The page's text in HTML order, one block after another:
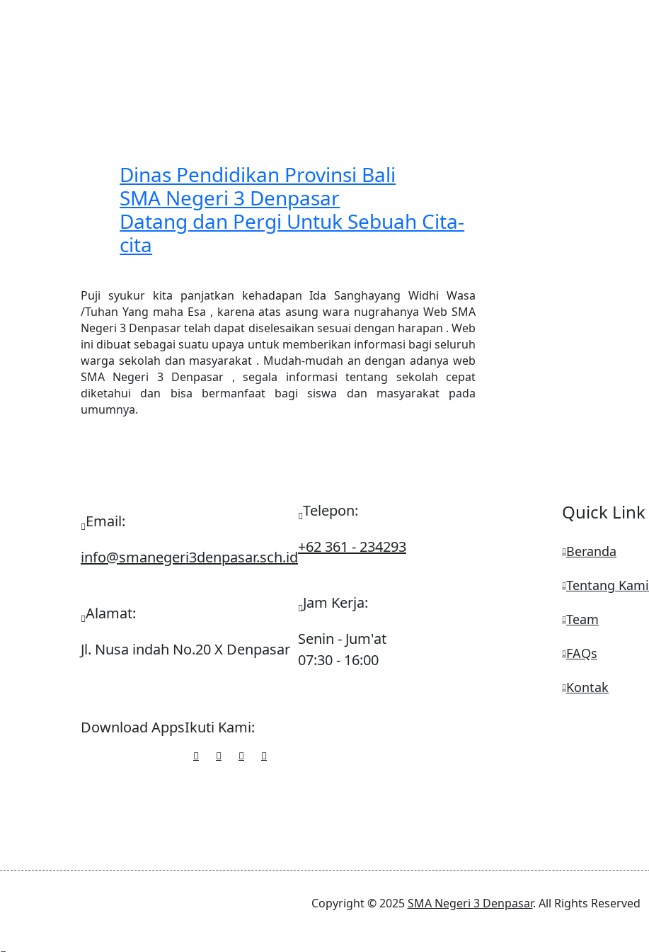
Dinas Pendidikan Provinsi Bali
SMA Negeri 3 Denpasar
Datang dan Pergi Untuk Sebuah Cita-
cita
Puji syukur kita panjatkan kehadapan Ida Sanghayang Widhi Wasa
/Tuhan Yang maha Esa , karena atas asung wara nugrahanya Web SMA
Negeri 3 Denpasar telah dapat diselesaikan sesuai dengan harapan . Web
ini dibuat sebagai suatu upaya untuk memberikan informasi bagi seluruh
warga sekolah dan masyarakat . Mudah-mudah an dengan adanya web
SMA Negeri 3 Denpasar , segala informasi tentang sekolah cepat
diketahui dan bisa bermanfaat bagi siswa dan masyarakat pada
umumnya.
Email:
info@smanegeri3denpasar.sch.id
Alamat:
Jl. Nusa indah No.20 X Denpasar
Telepon:
+62 361 - 234293
Jam Kerja:
Senin - Jum'at
07:30 - 16:00
Download AppsIkuti Kami:
Quick Link
Beranda
Tentang Kami
Team
FAQs
Kontak
Copyright © 2025SMA Negeri 3 Denpasar. All Rights Reserved